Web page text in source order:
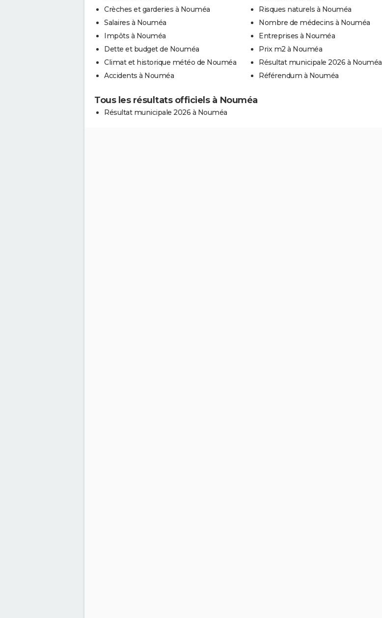
Crèches et garderies à Nouméa
Salaires à Nouméa
Impôts à Nouméa
Dette et budget de Nouméa
Climat et historique météo de Nouméa
Accidents à Nouméa
Risques naturels à Nouméa
Nombre de médecins à Nouméa
Entreprises à Nouméa
Prix m2 à Nouméa
Résultat municipale 2026 à Nouméa
Référendum à Nouméa
Tous les résultats officiels à Nouméa
Résultat municipale 2026 à Nouméa